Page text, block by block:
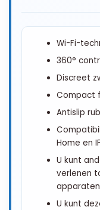
Wi-Fi-
360°
Discreet
Compact
Antislip
Home en
U kunt
verlenen
U kunt